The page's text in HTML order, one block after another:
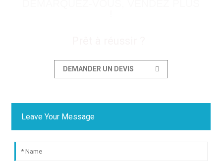
DEMANDER UN DEVIS
Leave Your Message